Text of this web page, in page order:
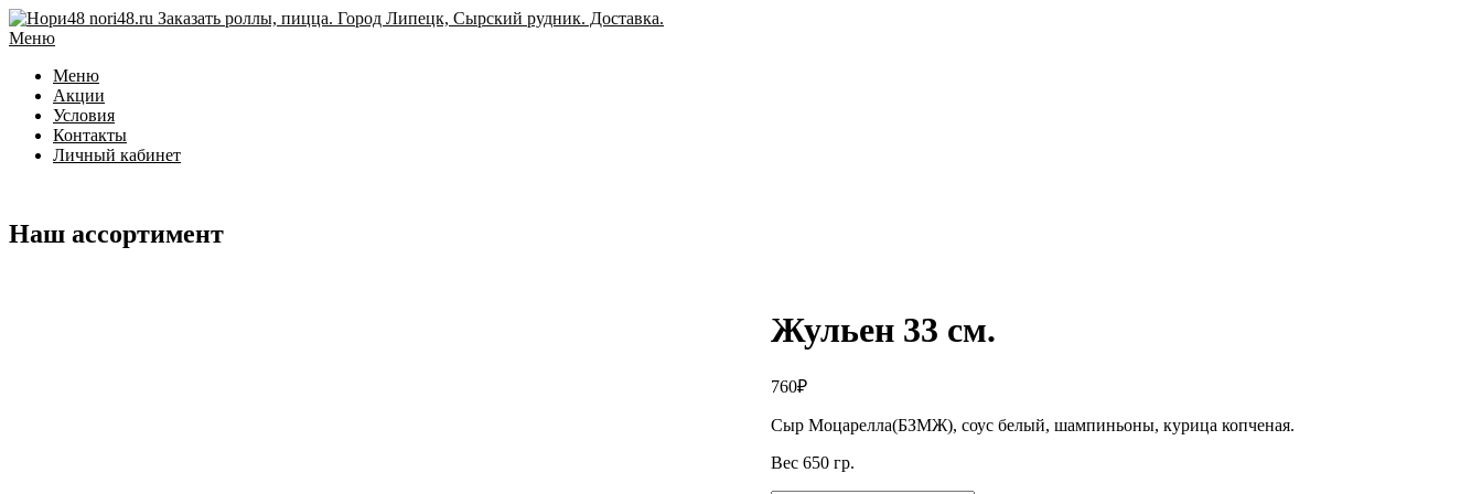
Перейти
к
Меню
Меню
Акции
Условия
Контакты
Личный кабинет
Наш ассортимент
Жульен 33 см.
760₽
Сыр Моцарелла(БЗМЖ), соус белый, шампиньоны, курица копченая.
Вес 650 гр.